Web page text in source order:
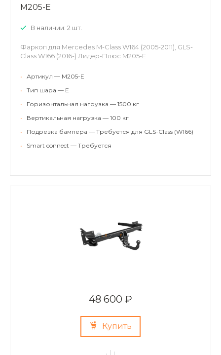
M205-E
В наличии: 2 шт.
Фаркоп для Mercedes M-Class W164 (2005-2011), GLS-
Class W166 (2016-) Лидер-Плюс M205-E
•
Артикул — M205-E
•
Тип шара — E
•
Горизонтальная нагрузка — 1500 кг
•
Вертикальная нагрузка — 100 кг
•
Подрезка бампера — Требуется для GLS-Class (W166)
•
Smart connect — Требуется
48 600 ₽
Купить